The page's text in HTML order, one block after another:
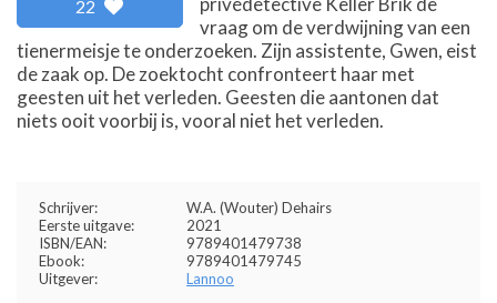
22
vraag om de verdwijning van een
tienermeisje te onderzoeken. Zijn assistente, Gwen, eist
de zaak op. De zoektocht confronteert haar met
geesten uit het verleden. Geesten die aantonen dat
niets ooit voorbij is, vooral niet het verleden.
Schrijver:
W.A. (Wouter) Dehairs
Eerste uitgave:
2021
ISBN/EAN:
9789401479738
Ebook:
9789401479745
Uitgever:
Lannoo